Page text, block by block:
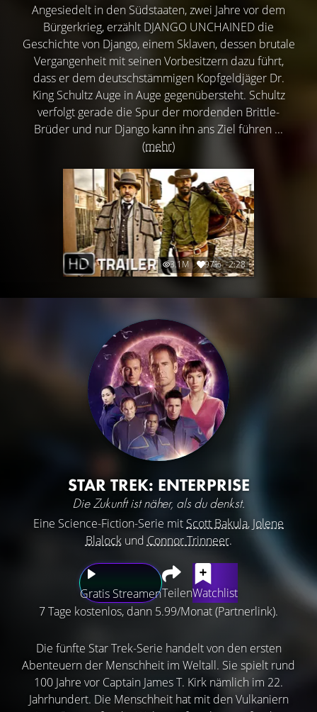
Angesiedelt in den Südstaaten, zwei Jahre vor dem
Bürgerkrieg, erzählt DJANGO UNCHAINED die
Geschichte von Django, einem Sklaven, dessen brutale
Vergangenheit mit seinen Vorbesitzern dazu führt,
dass er dem deutschstämmigen Kopfgeldjäger Dr.
King Schultz Auge in Auge gegenübersteht. Schultz
verfolgt gerade die Spur der mordenden Brittle-
Brüder und nur Django kann ihn ans Ziel führen ...
(mehr)
3.1M 97% 2:28
STAR TREK: ENTERPRISE
Die Zukunft ist näher, als du denkst.
Eine Science-Fiction-Serie mit Scott Bakula, Jolene
Blalockund Connor Trinneer.
Gratis StreamenTeilenWatchlist
7 Tage kostenlos, dann 5.99/Monat (Partnerlink).
Die fünfte Star Trek-Serie handelt von den ersten
Abenteuern der Menschheit im Weltall. Sie spielt rund
100 Jahre vor Captain James T. Kirk nämlich im 22.
Jahrhundert. Die Menschheit hat mit den Vulkaniern